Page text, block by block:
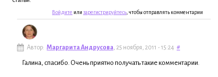
Войдите или зарегистрируйтесь , чтобы отправлять комментарии
Автор: Маргарита Андрусова , 25 ноября, 2011 - 15:24 #
Галина, спасибо. Очень приятно получать такие комментарии.